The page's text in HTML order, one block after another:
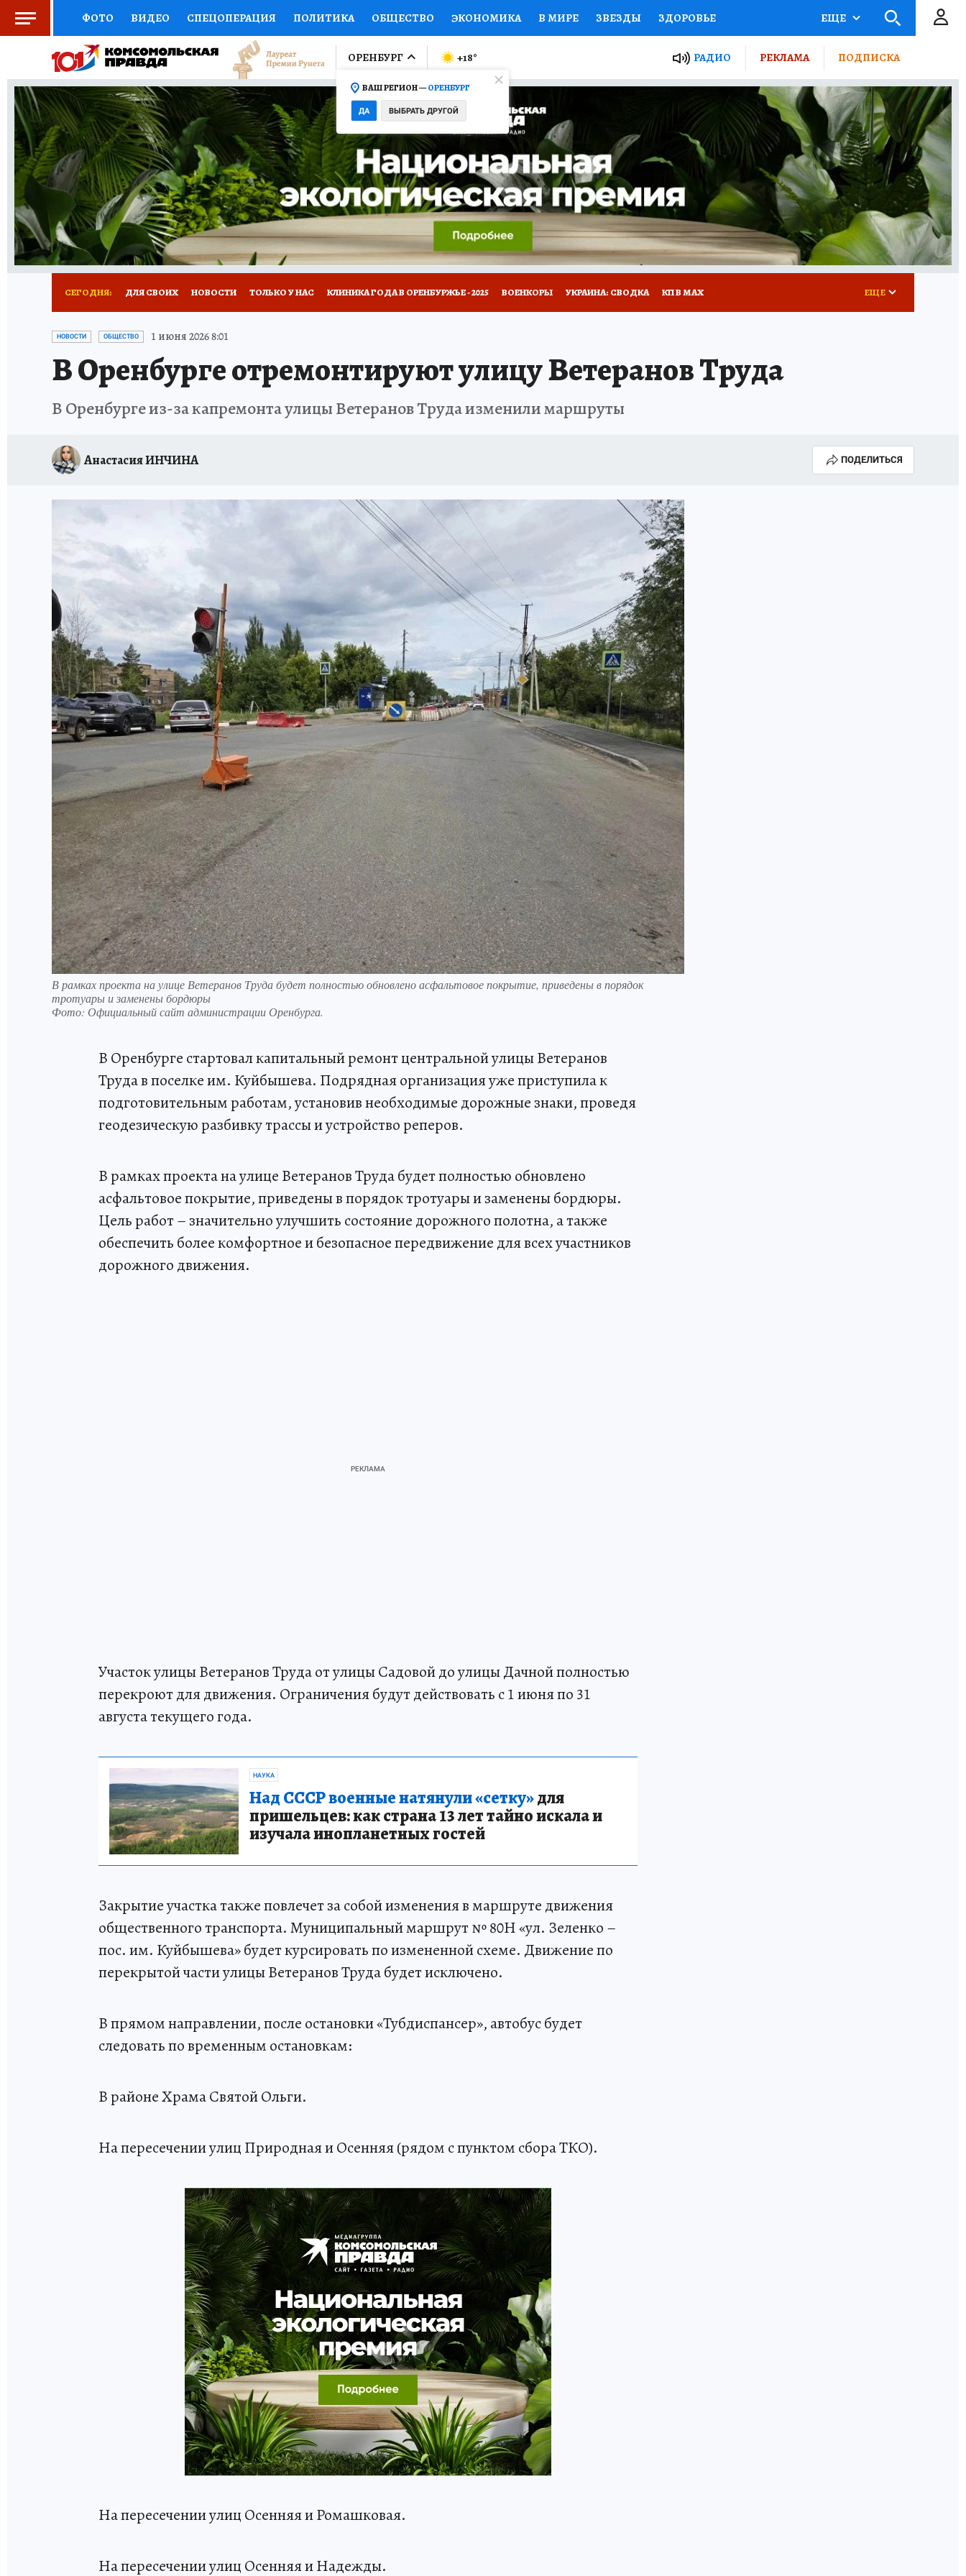
ФОТО ВИДЕО СПЕЦОПЕРАЦИЯ ПОЛИТИКА ОБЩЕСТВО ЭКОНОМИКА В МИРЕ ЗВЕЗДЫ ЗДОРОВЬЕ
СОЦПОДДЕРЖКА НАУКА СПОРТ КОЛУМНИСТЫ ПРОИСШЕСТВИЯ НАЦИОНАЛЬНЫЕ ПРОЕКТЫ РОССИИ
ВЫБОР ЭКСПЕРТОВ ДОКТОР ФИНАНСЫ ОТКРЫВАЕМ МИР Я ЗНАЮ СЕМЬЯ ЖЕНСКИЕ СЕКРЕТЫ ПУТЕВОДИТЕЛЬ
КНИЖНАЯ ПОЛКА ПРОГНОЗЫ НА СПОРТ ПРОМОКОДЫ СЕРИАЛЫ СПЕЦПРОЕКТЫ ДЕФИЦИТ ЖЕЛЕЗА ТУРИЗМ
ПРЕСС-ЦЕНТР НЕДВИЖИМОСТЬ ТЕЛЕВИЗОР КОЛЛЕКЦИИ КОНКУРСЫ РАБОТА У НАС ГИД ПОТРЕБИТЕЛЯ ВСЕ О КП
РАДИО КП РЕКЛАМА ТЕСТЫ НОВОЕ НА САЙТЕ
ЕЩЕ
ОРЕНБУРГ
ВАШ РЕГИОН —ОРЕНБУРГ
ДА ВЫБРАТЬ ДРУГОЙ
+18° РАДИО РЕКЛАМА ПОДПИСКА
СЕГОДНЯ: ДЛЯ СВОИХ НОВОСТИ ТОЛЬКО У НАС КЛИНИКА ГОДА В ОРЕНБУРЖЬЕ - 2025 ВОЕНКОРЫ УКРАИНА: СВОДКА КП В МАХ
СПОРТАКТИВ ОРЕНБУРЖЬЯ - 2025
ИСПЫТАНО НА СЕБЕ
ЕЩЕ
НОВОСТИ ОБЩЕСТВО 1 июня 2026 8:01
В Оренбурге отремонтируют улицу Ветеранов Труда
В Оренбурге из-за капремонта улицы Ветеранов Труда изменили маршруты
Анастасия ИНЧИНА ПОДЕЛИТЬСЯ
В рамках проекта на улице Ветеранов Труда будет полностью обновлено асфальтовое покрытие, приведены в порядок
тротуары и заменены бордюры
Фото: Официальный сайт администрации Оренбурга.
В Оренбурге стартовал капитальный ремонт центральной улицы Ветеранов
Труда в поселке им. Куйбышева. Подрядная организация уже приступила к
подготовительным работам, установив необходимые дорожные знаки, проведя
геодезическую разбивку трассы и устройство реперов.
В рамках проекта на улице Ветеранов Труда будет полностью обновлено
асфальтовое покрытие, приведены в порядок тротуары и заменены бордюры.
Цель работ – значительно улучшить состояние дорожного полотна, а также
обеспечить более комфортное и безопасное передвижение для всех участников
дорожного движения.
Участок улицы Ветеранов Труда от улицы Садовой до улицы Дачной полностью
перекроют для движения. Ограничения будут действовать с 1 июня по 31
августа текущего года.
НАУКА
Над СССР военные натянули «сетку»для
пришельцев: как страна 13 лет тайно искала и
изучала инопланетных гостей
Закрытие участка также повлечет за собой изменения в маршруте движения
общественного транспорта. Муниципальный маршрут № 80Н «ул. Зеленко –
пос. им. Куйбышева» будет курсировать по измененной схеме. Движение по
перекрытой части улицы Ветеранов Труда будет исключено.
В прямом направлении, после остановки «Тубдиспансер», автобус будет
следовать по временным остановкам:
В районе Храма Святой Ольги.
На пересечении улиц Природная и Осенняя (рядом с пунктом сбора ТКО).
На пересечении улиц Осенняя и Ромашковая.
На пересечении улиц Осенняя и Надежды.